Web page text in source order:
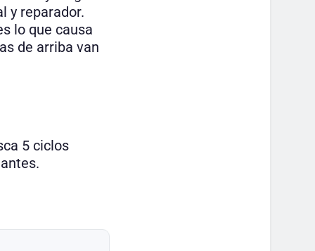
y reparador.
lo que causa
de arriba van
5 ciclos